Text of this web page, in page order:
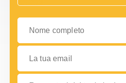
Nome completo
La tua email
Raccontaci dei tuoi piani